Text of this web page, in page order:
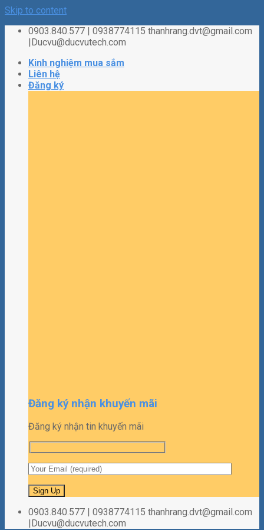
Skip to content
0903.840.577 | 0938774115 thanhrang.dvt@gmail.com
|Ducvu@ducvutech.com
Kinh nghiệm mua sắm
Liên hệ
Đăng ký
Đăng ký nhận khuyến mãi
Đăng ký nhận tin khuyến mãi
0903.840.577 | 0938774115 thanhrang.dvt@gmail.com
|Ducvu@ducvutech.com